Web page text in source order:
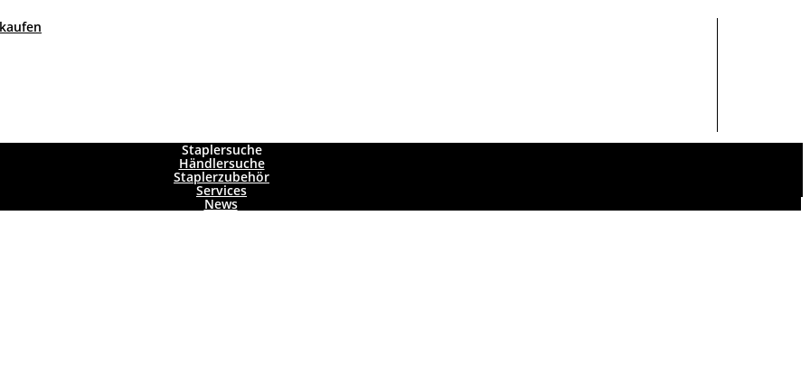
Staplersuche
Händlersuche
Staplerzubehör
Services
News